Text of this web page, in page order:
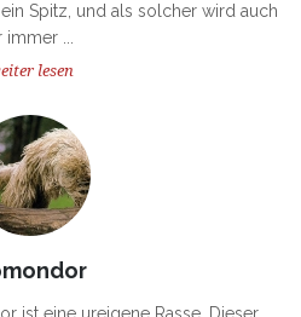
Spitz, und als solcher wird auch
immer ...
lesen